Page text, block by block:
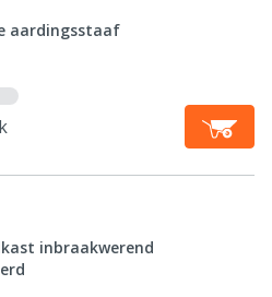
aardingsstaaf
inbraakwerend